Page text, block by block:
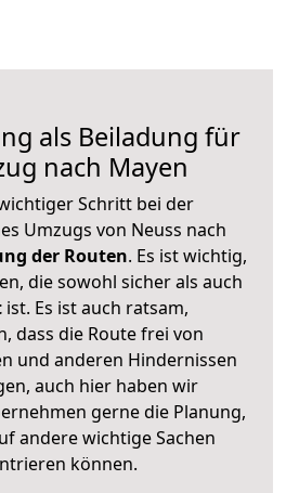
als Beiladung für
nach Mayen
Schritt bei der
Umzugs von Neuss nach
der Routen. Es ist wichtig,
die sowohl sicher als auch
ist. Es ist auch ratsam,
dass die Route frei von
und anderen Hindernissen
auch hier haben wir
gerne die Planung,
andere wichtige Sachen
können.